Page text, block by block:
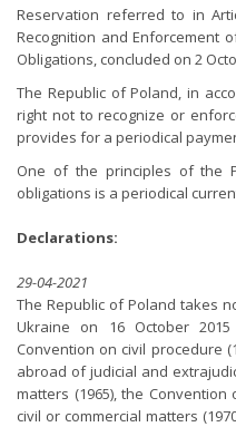
Reservation referred to in
Recognition and Enforcement
Obligations, concluded on 2
The Republic of Poland, in
right not to recognize or
provides for a periodical
One of the principles of the
obligations is a periodical
Declarations:
29-04-2021
The Republic of Poland takes
Ukraine on 16 October
Convention on civil procedure
abroad of judicial and
matters (1965), the
civil or commercial matters